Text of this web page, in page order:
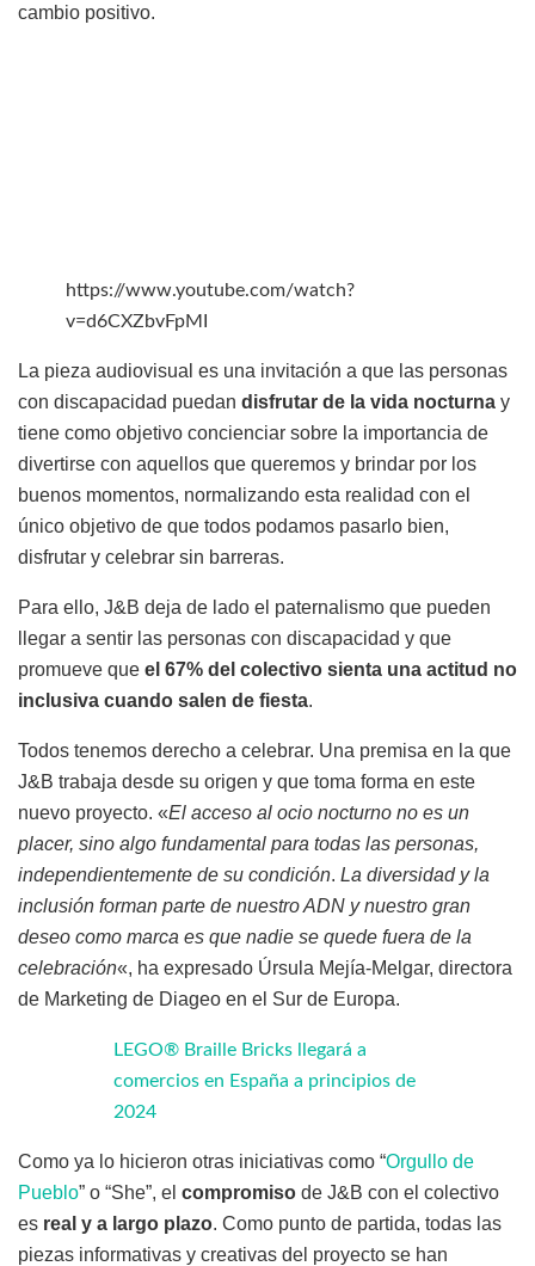
cambio positivo.
https://www.youtube.com/watch?
v=d6CXZbvFpMI
La pieza audiovisual es una invitación a que las personas
con discapacidad puedan disfrutar de la vida nocturna y
tiene como objetivo concienciar sobre la importancia de
divertirse con aquellos que queremos y brindar por los
buenos momentos, normalizando esta realidad con el
único objetivo de que todos podamos pasarlo bien,
disfrutar y celebrar sin barreras.
Para ello, J&B deja de lado el paternalismo que pueden
llegar a sentir las personas con discapacidad y que
promueve que el 67% del colectivo sienta una actitud no
inclusiva cuando salen de fiesta.
Todos tenemos derecho a celebrar. Una premisa en la que
J&B trabaja desde su origen y que toma forma en este
nuevo proyecto. «El acceso al ocio nocturno no es un
placer, sino algo fundamental para todas las personas,
independientemente de su condición. La diversidad y la
inclusión forman parte de nuestro ADN y nuestro gran
deseo como marca es que nadie se quede fuera de la
celebración«, ha expresado Úrsula Mejía-Melgar, directora
de Marketing de Diageo en el Sur de Europa.
LEGO® Braille Bricks llegará a
comercios en España a principios de
2024
Como ya lo hicieron otras iniciativas como “Orgullo de
Pueblo” o “She”, el compromiso de J&B con el colectivo
es real y a largo plazo. Como punto de partida, todas las
piezas informativas y creativas del proyecto se han